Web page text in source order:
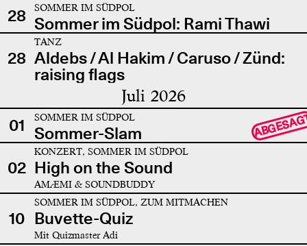
28
SOMMER IM SÜDPOL
Sommer im Südpol: Rami Thawi
28
TANZ
Aldebs / Al Hakim / Caruso / Zünd:
raising flags
Juli 2026
01 SOMMER IM SÜDPOL
Sommer-Slam
02
KONZERT, SOMMER IM SÜDPOL
High on the Sound
AMÆMI & SOUNDBUDDY
10
SOMMER IM SÜDPOL, ZUM MITMACHEN
Buvette-Quiz
Mit Quizmaster Adi